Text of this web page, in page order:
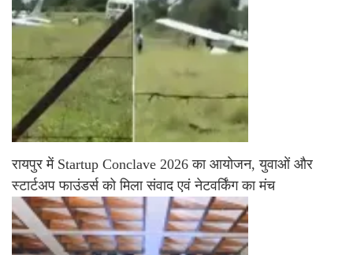
रायपुर में Startup Conclave 2026 का आयोजन, युवाओं और
स्टार्टअप फाउंडर्स को मिला संवाद एवं नेटवर्किंग का मंच